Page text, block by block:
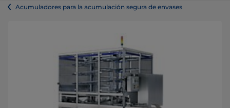
Acumuladores para la acumulación segura de envases